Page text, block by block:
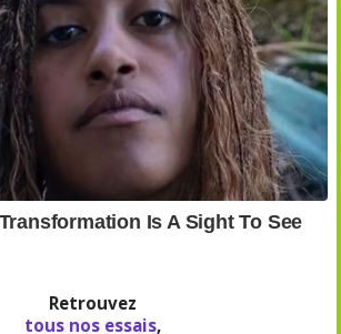
Retrouvez
tous nos essais,